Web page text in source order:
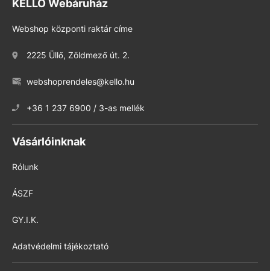
KELLO Webáruház
Webshop központi raktár címe
2225 Üllő, Zöldmező út. 2.
webshoprendeles@kello.hu
+36 1 237 6900 / 3-as mellék
Vásárlóinknak
Rólunk
ÁSZF
GY.I.K.
Adatvédelmi tájékoztató